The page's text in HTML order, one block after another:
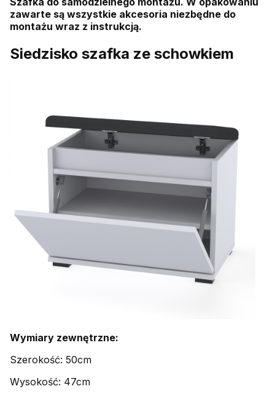
zawarte są wszystkie akcesoria niezbędne do
montażu wraz z instrukcją.
Siedzisko szafka ze schowkiem
Wymiary zewnętrzne:
Szerokość: 50cm
Wysokość: 47cm